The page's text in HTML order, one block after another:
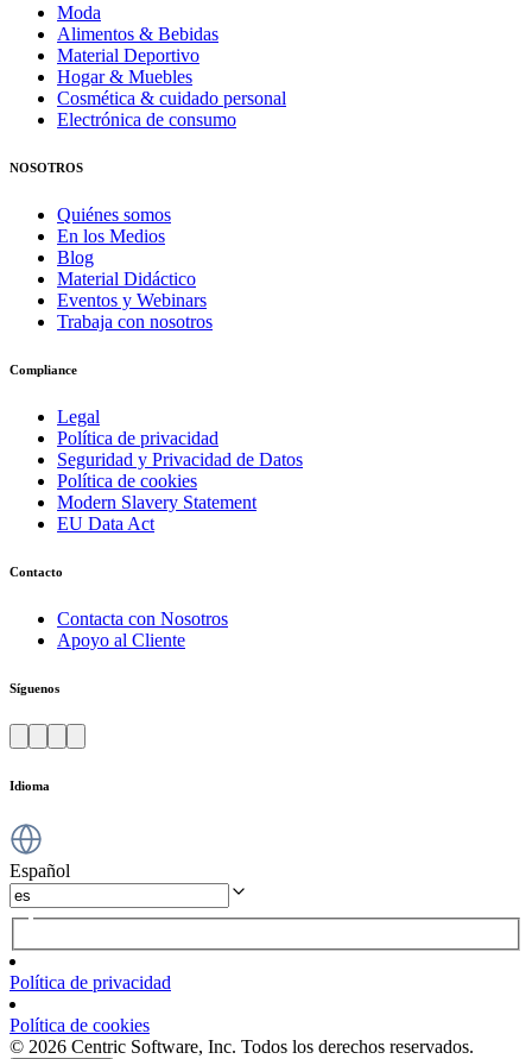
Moda
Alimentos & Bebidas
Material Deportivo
Hogar & Muebles
Cosmética & cuidado personal
Electrónica de consumo
NOSOTROS
Quiénes somos
En los Medios
Blog
Material Didáctico
Eventos y Webinars
Trabaja con nosotros
Compliance
Legal
Política de privacidad
Seguridad y Privacidad de Datos
Política de cookies
Modern Slavery Statement
EU Data Act
Contacto
Contacta con Nosotros
Apoyo al Cliente
Síguenos
Idioma
Español
Política de privacidad
Política de cookies
© 2026 Centric Software, Inc. Todos los derechos reservados.